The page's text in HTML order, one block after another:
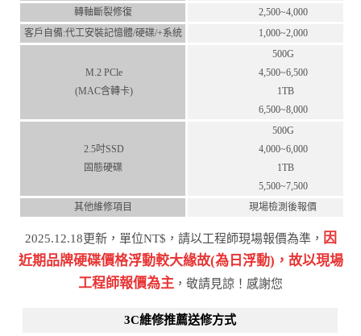
轉軸斷裂修復
2,500~4,000
客⼾⾃備:代⼯安裝記憶體/硬碟/+系統
1,000~2,000
M.2 PCle
(MAC含轉卡)
500G
4,500~6,500
1TB
6,500~8,000
2.5吋SSD
固態硬碟
500G
4,000~6,000
1TB
5,500~7,500
其他維修項目
現場檢測後報價
2025.12.18更新，單位NT$，請以工程師現場報價為準， 因
近期品牌硬碟價格浮動較⼤緣故(為⽇浮動)，故以現場
⼯程師報價為主 ，敬請⾒諒！感謝您
3C維修推薦送修方式